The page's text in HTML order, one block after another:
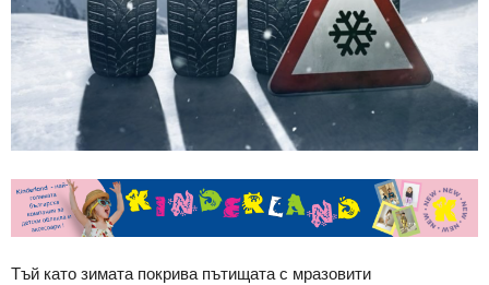
Тъй като зимата покрива пътищата с мразовити